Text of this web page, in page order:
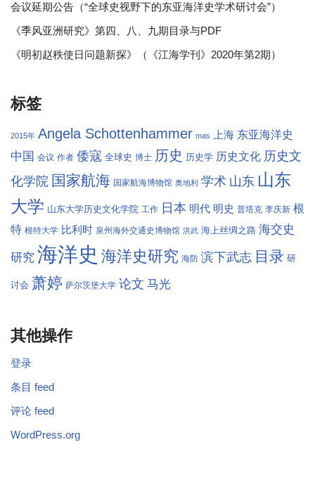
会议延期公告（“全球史视野下的东亚海洋史学术研讨会”）
《季风亚洲研究》第四、八、九期目录与PDF
《明初赵秩使日问题新探》（《江海学刊》2020年第2期）
标签
2015年 Angela Schottenhammer mas 上海 东亚海洋史
中国 会议 作者 倭寇 全球史 博士 历史 历史学 历史文化 历史文
化学院 国家航海 国家航海博物馆 奥地利 学术 山东 山东
大学 山东大学历史文化学院 工作 日本 明代 明史 普塔克 李庆新 根
特 根特大学 比利时 泉州海外交通史博物馆 洪武 海上丝绸之路 海交史
研究 海洋史 海洋史研究 海防 滨下武志 目录 研
讨会 萧婷 萨尔茨堡大学 论文 马光
其他操作
登录
条目 feed
评论 feed
WordPress.org